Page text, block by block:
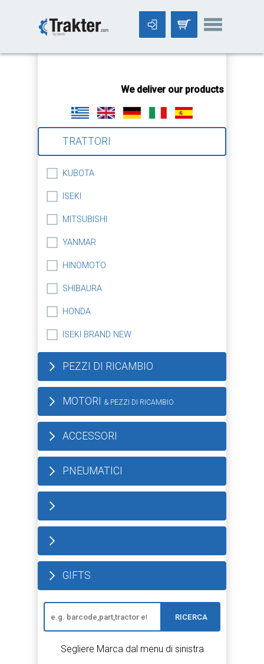
We deliver our products
TRATTORI
KUBOTA
ISEKI
MITSUBISHI
YANMAR
HINOMOTO
SHIBAURA
HONDA
ISEKI BRAND NEW
PEZZI DI RICAMBIO
MOTORI & PEZZI DI RICAMBIO
ACCESSORI
PNEUMATICI
GIFTS
RICERCA
Segliere Marca dal menu di sinistra